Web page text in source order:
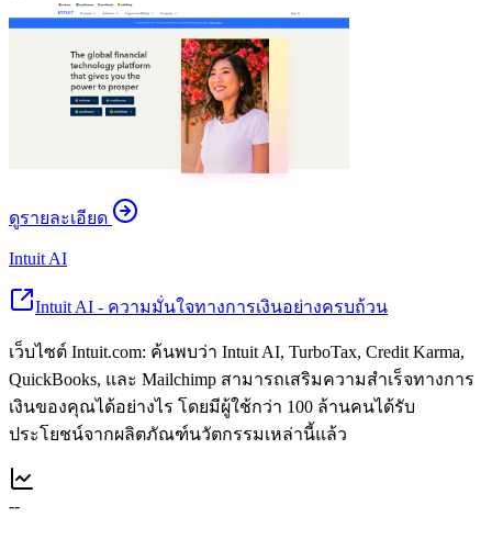
ดูรายละเอียด
Intuit AI
Intuit AI - ความมั่นใจทางการเงินอย่างครบถ้วน
เว็บไซต์ Intuit.com: ค้นพบว่า Intuit AI, TurboTax, Credit Karma,
QuickBooks, และ Mailchimp สามารถเสริมความสำเร็จทางการ
เงินของคุณได้อย่างไร โดยมีผู้ใช้กว่า 100 ล้านคนได้รับ
ประโยชน์จากผลิตภัณฑ์นวัตกรรมเหล่านี้แล้ว
--